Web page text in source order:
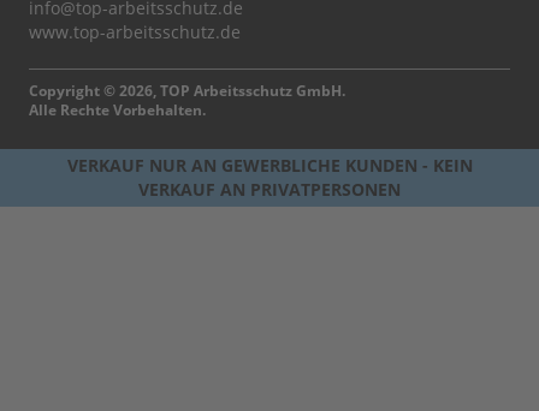
info@top-arbeitsschutz.de
www.top-arbeitsschutz.de
Copyright © 2026, TOP Arbeitsschutz GmbH.
Alle Rechte Vorbehalten.
VERKAUF NUR AN GEWERBLICHE KUNDEN - KEIN
VERKAUF AN PRIVATPERSONEN